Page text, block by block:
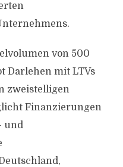
von 500
Darlehen mit LTVs
zweistelligen
Finanzierungen
und